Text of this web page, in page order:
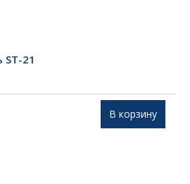
21
В корзину